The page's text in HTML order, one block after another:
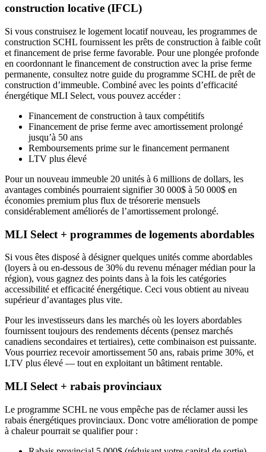
construction locative (IFCL)
Si vous construisez le logement locatif nouveau, les programmes de
construction SCHL fournissent les prêts de construction à faible coût
et financement de prise ferme favorable. Pour une plongée profonde
en coordonnant le financement de construction avec la prise ferme
permanente, consultez notre guide du programme SCHL de prêt de
construction d’immeuble. Combiné avec les points d’efficacité
énergétique MLI Select, vous pouvez accéder :
Financement de construction à taux compétitifs
Financement de prise ferme avec amortissement prolongé
jusqu’à 50 ans
Remboursements prime sur le financement permanent
LTV plus élevé
Pour un nouveau immeuble 20 unités à 6 millions de dollars, les
avantages combinés pourraient signifier 30 000$ à 50 000$ en
économies premium plus flux de trésorerie mensuels
considérablement améliorés de l’amortissement prolongé.
MLI Select + programmes de logements abordables
Si vous êtes disposé à désigner quelques unités comme abordables
(loyers à ou en-dessous de 30% du revenu ménager médian pour la
région), vous gagnez des points dans à la fois les catégories
accessibilité et efficacité énergétique. Ceci vous obtient au niveau
supérieur d’avantages plus vite.
Pour les investisseurs dans les marchés où les loyers abordables
fournissent toujours des rendements décents (pensez marchés
canadiens secondaires et tertiaires), cette combinaison est puissante.
Vous pourriez recevoir amortissement 50 ans, rabais prime 30%, et
LTV plus élevé — tout en exploitant un bâtiment rentable.
MLI Select + rabais provinciaux
Le programme SCHL ne vous empêche pas de réclamer aussi les
rabais énergétiques provinciaux. Donc votre amélioration de pompe
à chaleur pourrait se qualifier pour :